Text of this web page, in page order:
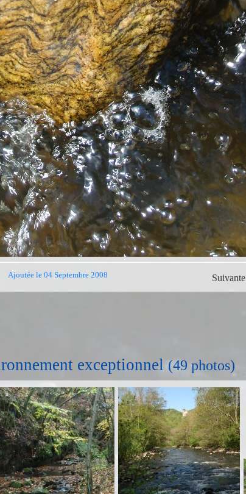
Ajoutée le 04 Septembre 2008 Suivante
exceptionnel(49 photos)